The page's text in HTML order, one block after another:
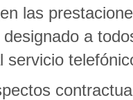
las
designado a
servicio